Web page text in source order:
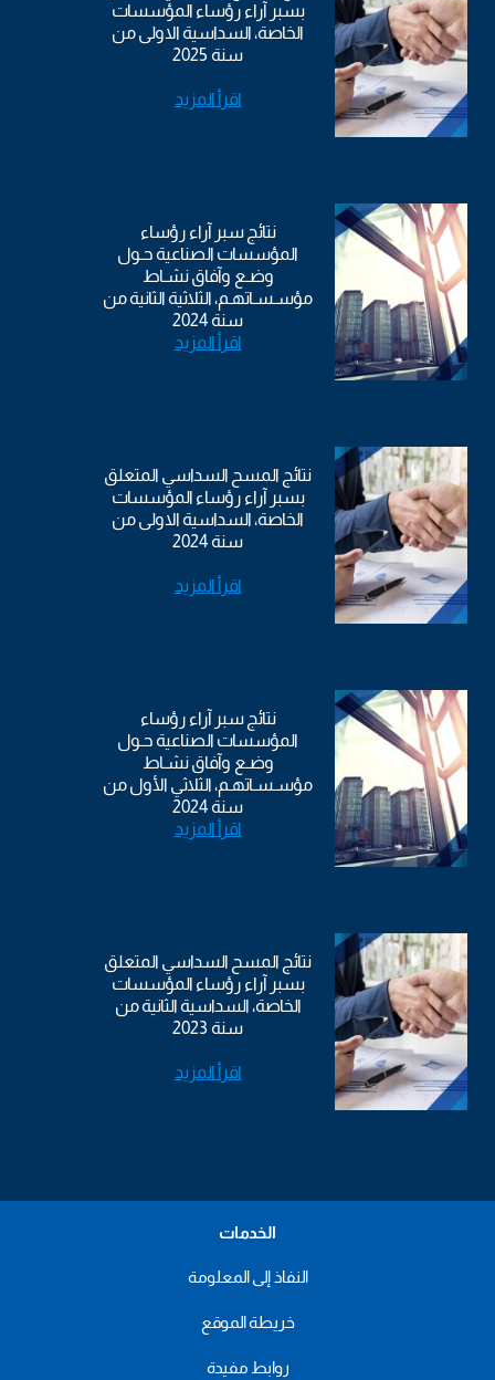
بسبر آراء رؤساء المؤسسات
الخاصة، السداسية الاولى من
سنة 2025
اقرأ المزيد
نتائج سبر آراء رؤساء
المؤسسات الصناعية حـول
وضـع وآفاق نشـاط
مؤسـسـاتهـم، الثلاثية الثانية من
سنة 2024
اقرأ المزيد
نتائج المسح السداسي المتعلق
بسبر آراء رؤساء المؤسسات
الخاصة، السداسية الاولى من
سنة 2024
اقرأ المزيد
نتائج سبر آراء رؤساء
المؤسسات الصناعية حـول
وضـع وآفاق نشـاط
مؤسـسـاتهـم، الثلاثي الأول من
سنة 2024
اقرأ المزيد
نتائج المسح السداسي المتعلق
بسبر آراء رؤساء المؤسسات
الخاصة، السداسية الثانية من
سنة 2023
اقرأ المزيد
الخدمات
النفاذ إلى المعلومة
خريطة الموقع
روابط مفيدة